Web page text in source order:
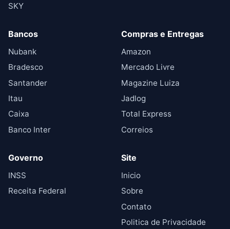
SKY
Bancos
Nubank
Bradesco
Santander
Itau
Caixa
Banco Inter
Compras e Entregas
Amazon
Mercado Livre
Magazine Luiza
Jadlog
Total Express
Correios
Governo
INSS
Receita Federal
Site
Inicio
Sobre
Contato
Politica de Privacidade